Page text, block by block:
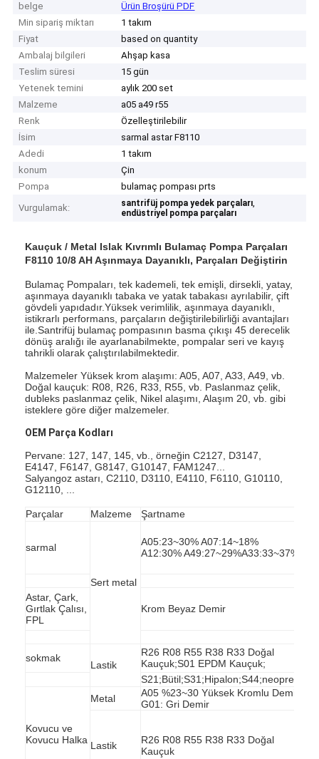
belge
Ürün Broşürü PDF
Min sipariş miktarı
1 takım
Fiyat
based on quantity
Ambalaj bilgileri
Ahşap kasa
Teslim süresi
15 gün
Yetenek temini
aylık 200 set
Malzeme
a05 a49 r55
Renk
Özelleştirilebilir
İsim
sarmal astar F8110
Adedi
1 takım
konum
Çin
Pompa
bulamaç pompası prts
Vurgulamak:
santrifüj pompa yedek parçaları,
endüstriyel pompa parçaları
Kauçuk / Metal Islak Kıvrımlı Bulamaç Pompa Parçaları
F8110 10/8 AH Aşınmaya Dayanıklı, Parçaları Değiştirin
Bulamaç Pompaları, tek kademeli, tek emişli, dirsekli, yatay,
aşınmaya dayanıklı tabaka ve yatak tabakası ayrılabilir, çift
gövdeli yapıdadır.Yüksek verimlilik, aşınmaya dayanıklı,
istikrarlı performans, parçaların değiştirilebilirliği avantajları
ile.Santrifüj bulamaç pompasının basma çıkışı 45 derecelik
dönüş aralığı ile ayarlanabilmekte, pompalar seri ve kayış
tahrikli olarak çalıştırılabilmektedir.
Malzemeler Yüksek krom alaşımı: A05, A07, A33, A49, vb.
Doğal kauçuk: R08, R26, R33, R55, vb. Paslanmaz çelik,
dubleks paslanmaz çelik, Nikel alaşımı, Alaşım 20, vb. gibi
isteklere göre diğer malzemeler.
OEM Parça Kodları
Pervane: 127, 147, 145, vb., örneğin C2127, D3147,
E4147, F6147, G8147, G10147, FAM1247...
Salyangoz astarı, C2110, D3110, E4110, F6110, G10110,
G12110, ...
Parçalar Malzeme Şartname
sarmal
Sert metal
A05:23~30% A07:14~18%
A12:30% A49:27~29%A33:33~37%
Astar, Çark,
Gırtlak Çalısı,
FPL
Krom Beyaz Demir
sokmak
Lastik
R26 R08 R55 R38 R33 Doğal
Kauçuk;S01 EPDM Kauçuk;
S21;Bütil;S31;Hipalon;S44;neopren
Kovucu ve
Kovucu Halka
Metal
A05 %23~30 Yüksek Kromlu Demir
G01: Gri Demir
Lastik
R26 R08 R55 R38 R33 Doğal
Kauçuk